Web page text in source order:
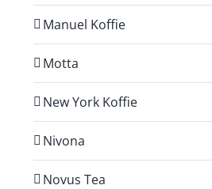
Manuel Koffie
Motta
New York Koffie
Nivona
Novus Tea